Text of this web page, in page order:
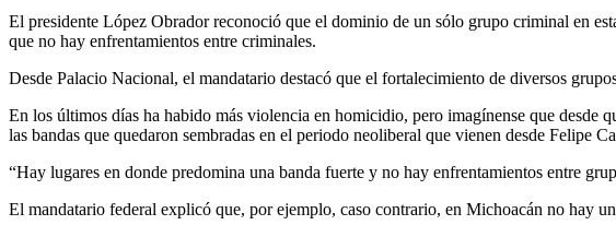
El presidente López Obrador reconoció que el dominio de un sólo grupo criminal en
que no hay enfrentamientos entre criminales.
Desde Palacio Nacional, el mandatario destacó que el fortalecimiento de diversos
En los últimos días ha habido más violencia en homicidio, pero imagínense que desde
las bandas que quedaron sembradas en el periodo neoliberal que vienen desde Felipe
“Hay lugares en donde predomina una banda fuerte y no hay enfrentamientos entre
El mandatario federal explicó que, por ejemplo, caso contrario, en Michoacán no hay